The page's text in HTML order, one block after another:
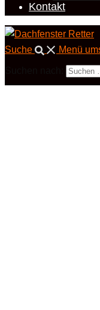
Kontakt
Suche Menü